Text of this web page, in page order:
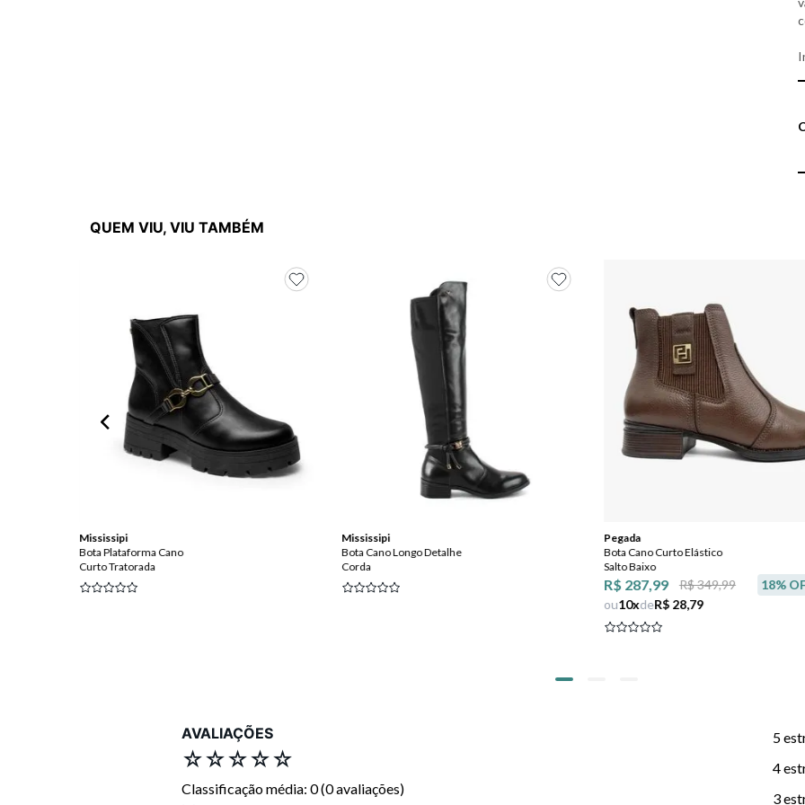
QUEM VIU, VIU TAMBÉM
Mississipi
Bota Plataforma Cano
Curto Tratorada
Mississipi
Bota Cano Longo Detalhe
Corda
Pegada
Bota Cano Curto Elástico
Salto Baixo
R$ 287,99 R$ 349,99 18%
ou10xdeR$ 28,79
AVALIAÇÕES
☆☆☆☆☆
Classificação média: 0(0 avaliações)
5
4
3